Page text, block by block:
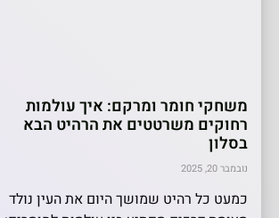
משחקי חומר ומרקם: איך עולמות
רחוקים משרטטים את הרהיט הבא
בסלון
נובמבר 20, 2025
כמעט כל רהיט שמושך היום את העין נולד